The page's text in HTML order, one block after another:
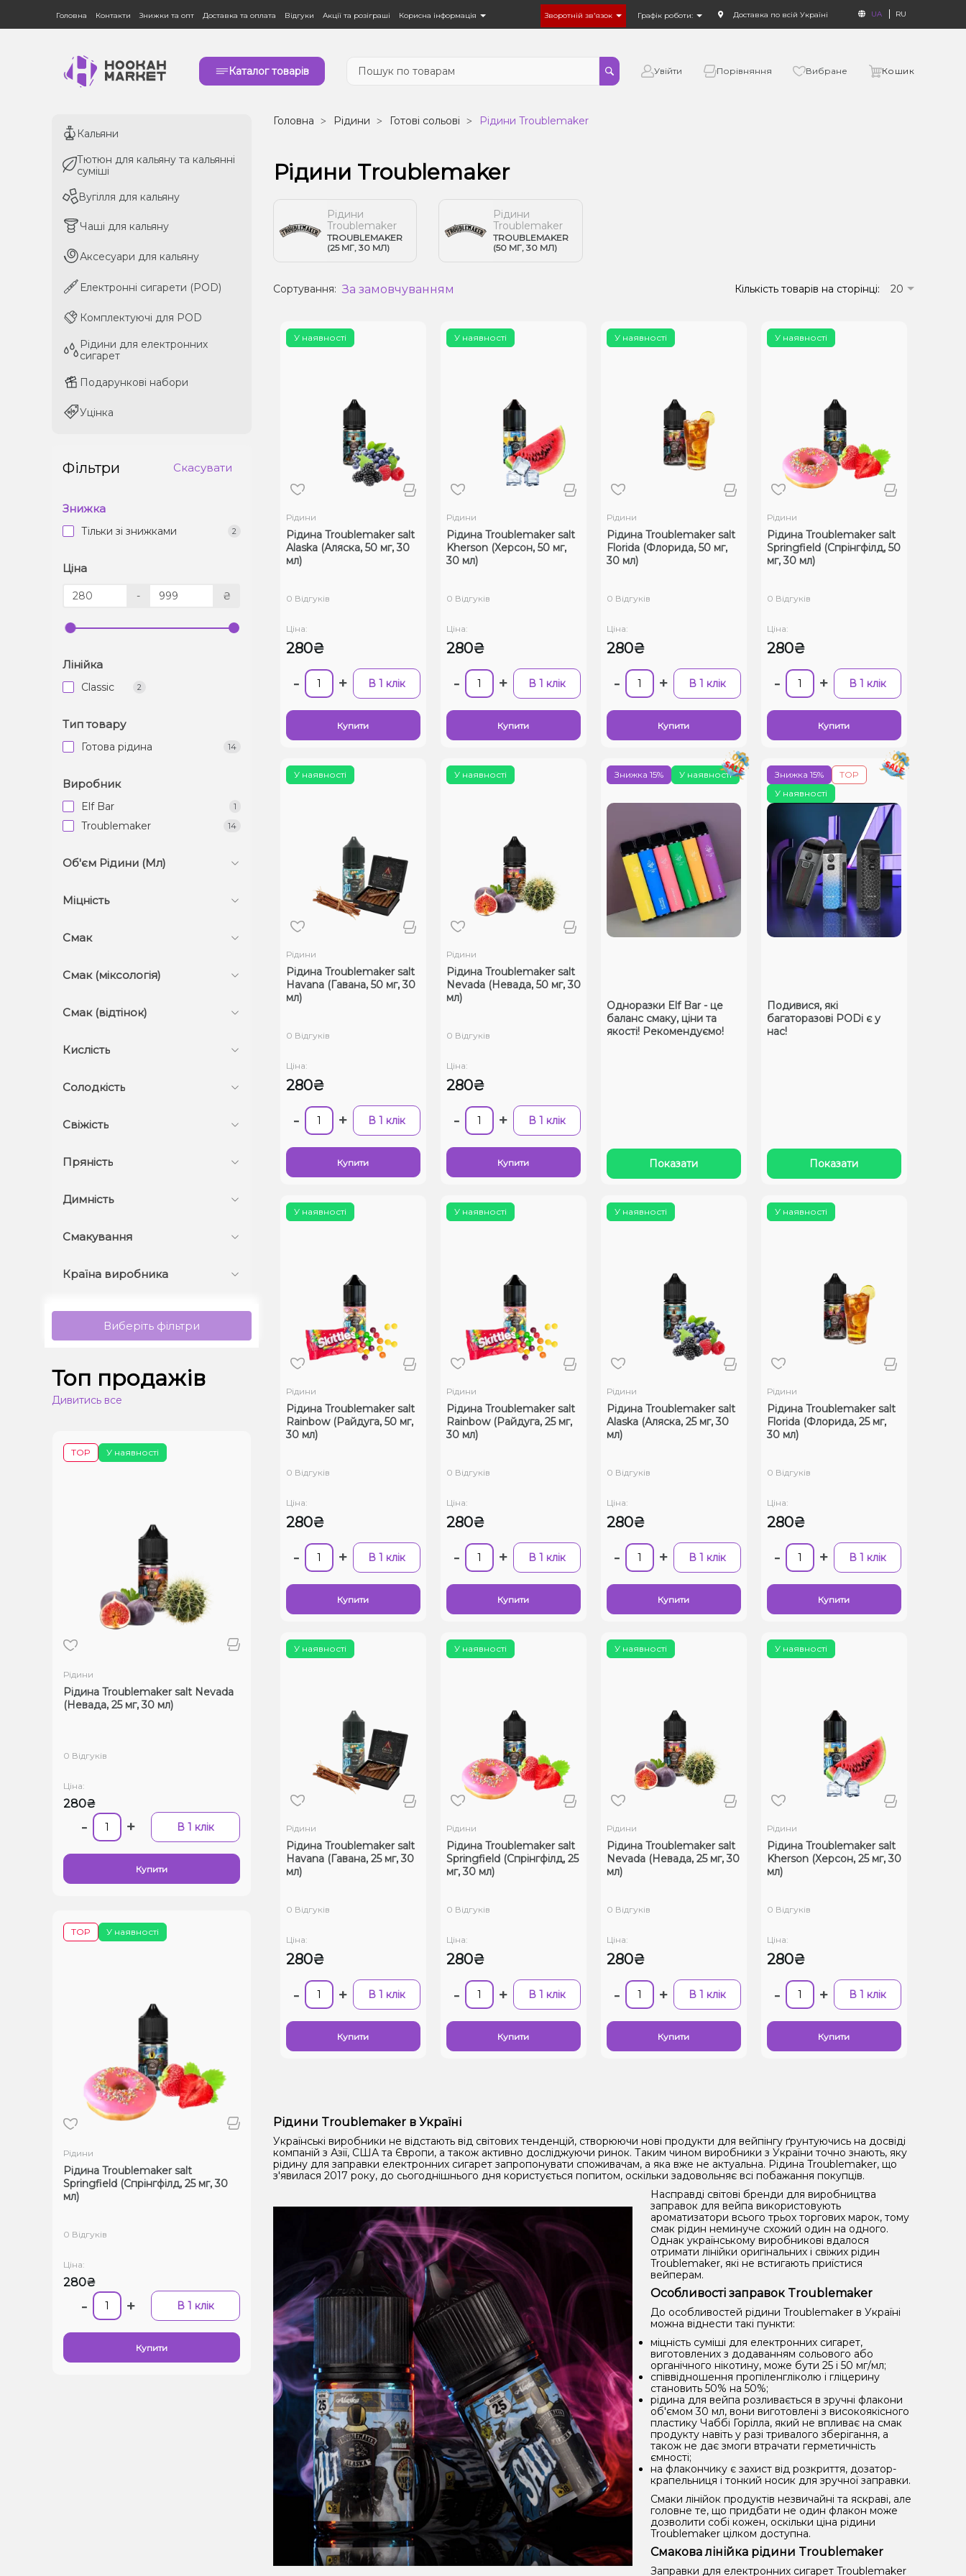
Головна Контакти Знижки та опт Доставка та оплата Відгуки Акції та розіграші Корисна інформація Зворотній зв'язок Графік роботи: Доставка по всій Україні UA RU
Каталог товарів Увійти Порівняння Вибране Кошик
Кальяни
Тютюн для кальяну та кальянні
суміші
Вугілля для кальяну
Чаші для кальяну
Аксесуари для кальяну
Електронні сигарети (POD)
Комплектуючі для POD
Рідини для електронних
сигарет
Подарункові набори
Уцінка
Кальяни
Тютюн для кальяну та кальянні
суміші
Вугілля для кальяну
Чаші для кальяну
Аксесуари для кальяну
Електронні сигарети (POD)
Комплектуючі для POD
Рідини для електронних
сигарет
Подарункові набори
Уцінка
Фільтри Скасувати
Знижка
Тільки зі знижками 2
Ціна
- ₴
Лінійка
Classic 2
Тип товару
Готова рідина 14
Виробник
Elf Bar 1
Troublemaker 14
Об'єм Рідини (Мл)
Міцність
Смак
Смак (міксологія)
Смак (відтінок)
Кислість
Солодкість
Свіжість
Пряність
Димність
Смакування
Країна виробника
Виберіть фільтри
Топ продажів
Дивитись все
У наявності
TOP
Рідини
Рідина Troublemaker salt Nevada
(Невада, 25 мг, 30 мл)
0 Відгуків
Ціна:
280₴
- + В 1 клік
Купити
У наявності
TOP
Рідини
Рідина Troublemaker salt
Springfield (Спрінгфілд, 25 мг, 30
мл)
0 Відгуків
Ціна:
280₴
- + В 1 клік
Купити
Головна Рідини Готові сольові Рідини Troublemaker
Рідини Troublemaker
Рідини
Troublemaker
TROUBLEMAKER
(25 МГ, 30 МЛ)
Рідини
Troublemaker
TROUBLEMAKER
(50 МГ, 30 МЛ)
Сортування: За замовчуванням Кількість товарів на сторінці: 20
У наявності
Рідини
Рідина Troublemaker salt
Alaska (Аляска, 50 мг, 30
мл)
0 Відгуків
Ціна:
280₴
- + В 1 клік
Купити
У наявності
Рідини
Рідина Troublemaker salt
Kherson (Херсон, 50 мг,
30 мл)
0 Відгуків
Ціна:
280₴
- + В 1 клік
Купити
У наявності
Рідини
Рідина Troublemaker salt
Florida (Флорида, 50 мг,
30 мл)
0 Відгуків
Ціна:
280₴
- + В 1 клік
Купити
У наявності
Рідини
Рідина Troublemaker salt
Springfield (Спрінгфілд, 50
мг, 30 мл)
0 Відгуків
Ціна:
280₴
- + В 1 клік
Купити
У наявності
Рідини
Рідина Troublemaker salt
Havana (Гавана, 50 мг, 30
мл)
0 Відгуків
Ціна:
280₴
- + В 1 клік
Купити
У наявності
Рідини
Рідина Troublemaker salt
Nevada (Невада, 50 мг, 30
мл)
0 Відгуків
Ціна:
280₴
- + В 1 клік
Купити
У наявності
Знижка 15%
Одноразки Elf Bar - це
баланс смаку, ціни та
якості! Рекомендуємо!
Показати
У наявності
Знижка 15% TOP
Подивися, які
багаторазові PODі є у
нас!
Показати
У наявності
Рідини
Рідина Troublemaker salt
Rainbow (Райдуга, 50 мг,
30 мл)
0 Відгуків
Ціна:
280₴
- + В 1 клік
Купити
У наявності
Рідини
Рідина Troublemaker salt
Rainbow (Райдуга, 25 мг,
30 мл)
0 Відгуків
Ціна:
280₴
- + В 1 клік
Купити
У наявності
Рідини
Рідина Troublemaker salt
Alaska (Аляска, 25 мг, 30
мл)
0 Відгуків
Ціна:
280₴
- + В 1 клік
Купити
У наявності
Рідини
Рідина Troublemaker salt
Florida (Флорида, 25 мг,
30 мл)
0 Відгуків
Ціна:
280₴
- + В 1 клік
Купити
У наявності
Рідини
Рідина Troublemaker salt
Havana (Гавана, 25 мг, 30
мл)
0 Відгуків
Ціна:
280₴
- + В 1 клік
Купити
У наявності
Рідини
Рідина Troublemaker salt
Springfield (Спрінгфілд, 25
мг, 30 мл)
0 Відгуків
Ціна:
280₴
- + В 1 клік
Купити
У наявності
Рідини
Рідина Troublemaker salt
Nevada (Невада, 25 мг, 30
мл)
0 Відгуків
Ціна:
280₴
- + В 1 клік
Купити
У наявності
Рідини
Рідина Troublemaker salt
Kherson (Херсон, 25 мг, 30
мл)
0 Відгуків
Ціна:
280₴
- + В 1 клік
Купити
Рідини Troublemaker в Україні
Українські виробники не відстають від світових тенденцій, створюючи нові продукти для вейпінгу ґрунтуючись на досвіді
компаній з Азії, США та Європи, а також активно досліджуючи ринок. Таким чином виробники з України точно знають, яку
рідину для заправки електронних сигарет запропонувати споживачам, а яка вже не актуальна. Рідина Troublemaker, що
з'явилася 2017 року, до сьогоднішнього дня користується попитом, оскільки задовольняє всі побажання покупців.
Насправді світові бренди для виробництва
заправок для вейпа використовують
ароматизатори всього трьох торгових марок, тому
смак рідин неминуче схожий один на одного.
Однак українському виробникові вдалося
отримати лінійки оригінальних і свіжих рідин
Troublemaker, які не встигають приїстися
вейперам.
Особливості заправок Troublemaker
До особливостей рідини Troublemaker в Україні
можна віднести такі пункти:
міцність суміші для електронних сигарет,
виготовлених з додаванням сольового або
органічного нікотину, може бути 25 і 50 мг/мл;
співвідношення пропіленгліколю і гліцерину
становить 50% на 50%;
рідина для вейпа розливається в зручні флакони
об'ємом 30 мл, вони виготовлені з високоякісного
пластику Чаббі Горілла, який не впливає на смак
продукту навіть у разі тривалого зберігання, а
також не дає змоги втрачати герметичність
ємності;
на флакончику є захист від розкриття, дозатор-
крапельниця і тонкий носик для зручної заправки.
Смаки лінійок продуктів незвичайні та яскраві, але
головне те, що придбати не один флакон може
дозволити собі кожен, оскільки ціна рідини
Troublemaker цілком доступна.
Смакова лінійка рідини Troublemaker
Заправки для електронних сигарет Troublemaker